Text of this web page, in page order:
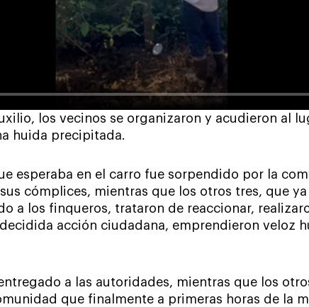
los vecinos se organizaron y acudieron al
huida precipitada.
esperaba en el carro fue sorpendido por la
cómplices, mientras que los otros tres, que
a los finqueros, trataron de reaccionar,
acción ciudadana, emprendieron veloz
a las autoridades, mientras que los
que finalmente a primeras horas de la